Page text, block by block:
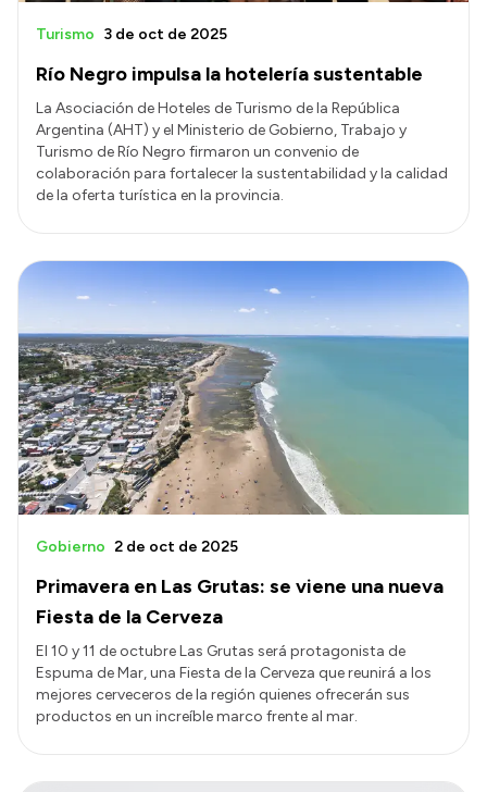
Río Negro impulsa la hotelería sustentable
Turismo 3 de oct de 2025
La Asociación de Hoteles de Turismo de la República
Argentina (AHT) y el Ministerio de Gobierno, Trabajo y
Turismo de Río Negro firmaron un convenio de
colaboración para fortalecer la sustentabilidad y la calidad
de la oferta turística en la provincia.
Primavera en Las Grutas: se viene una nueva
Fiesta de la Cerveza
Gobierno 2 de oct de 2025
El 10 y 11 de octubre Las Grutas será protagonista de
Espuma de Mar, una Fiesta de la Cerveza que reunirá a los
mejores cerveceros de la región quienes ofrecerán sus
productos en un increíble marco frente al mar.